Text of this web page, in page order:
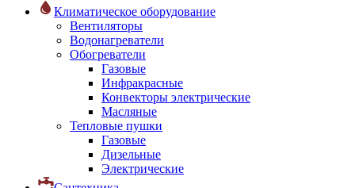
Климатическое оборудование
Вентиляторы
Водонагреватели
Обогреватели
Газовые
Инфракрасные
Конвекторы электрические
Масляные
Тепловые пушки
Газовые
Дизельные
Электрические